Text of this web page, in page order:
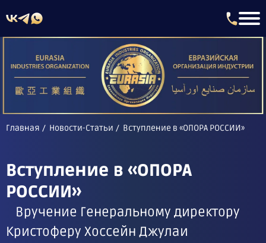
Главная Новости-Статьи Вступление в «ОПОРА РОССИИ»
Вступление в «ОПОРА
РОССИИ»
Вручение Генеральному директору
Кристоферу Хоссейн Джулаи